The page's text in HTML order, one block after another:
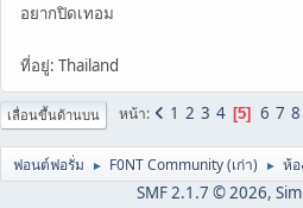
อยากปิดเทอม
ที่อยู่: Thailand
เลื่อนขึ้นด้านบน หน้า 1 2 3 4 5 6 7 8
ฟอนต์ฟอรั่ม ► F0NT Community (เก่า) ► ห้
SMF 2.1.7 © 2026,